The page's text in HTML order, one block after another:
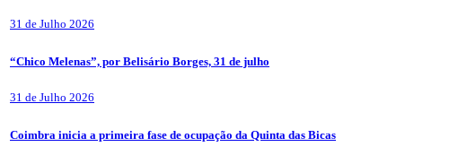
31 de Julho 2026
“Chico Melenas”, por Belisário Borges, 31 de julho
31 de Julho 2026
Coimbra inicia a primeira fase de ocupação da Quinta das Bicas